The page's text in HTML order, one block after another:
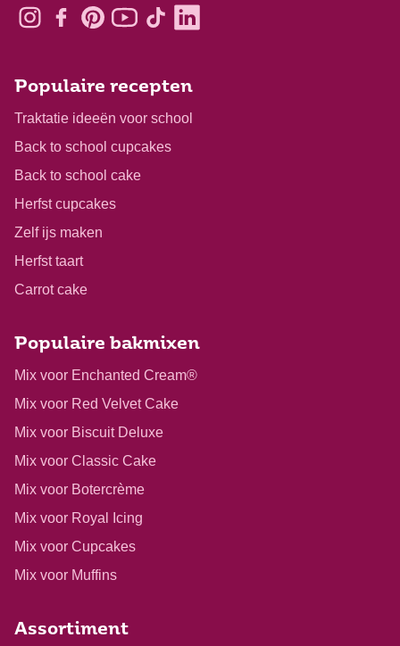
Populaire recepten
Traktatie ideeën voor school
Back to school cupcakes
Back to school cake
Herfst cupcakes
Zelf ijs maken
Herfst taart
Carrot cake
Populaire bakmixen
Mix voor Enchanted Cream®
Mix voor Red Velvet Cake
Mix voor Biscuit Deluxe
Mix voor Classic Cake
Mix voor Botercrème
Mix voor Royal Icing
Mix voor Cupcakes
Mix voor Muffins
Assortiment